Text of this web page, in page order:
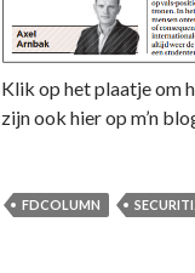
Klik op het plaatje om
zijn ook hier op m’n
FDCOLUMN